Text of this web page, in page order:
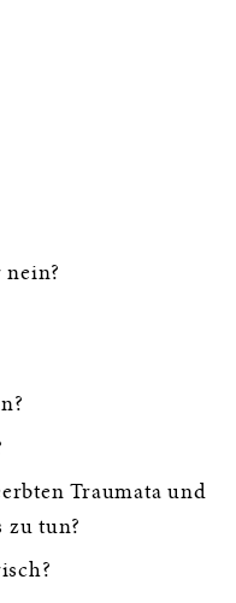
nein?
Traumata und
zu tun?